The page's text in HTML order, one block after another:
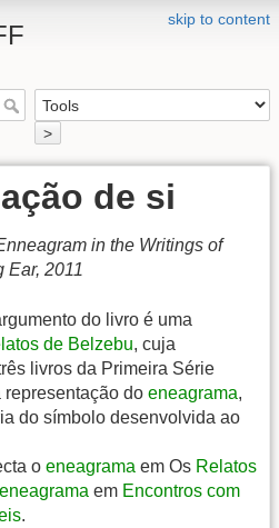
skip to content
>
de si
in the Writings of
Ear, 2011
do livro é uma
de Belzebu, cuja
livros da Primeira Série
do eneagrama,
do símbolo desenvolvida ao
o eneagrama em Os Relatos
eneagrama em Encontros com
.